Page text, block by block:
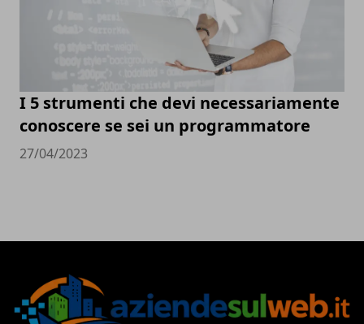
I 5 strumenti che devi necessariamente
conoscere se sei un programmatore
27/04/2023